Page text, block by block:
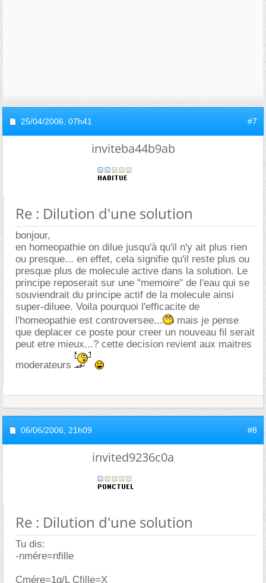
25/04/2006, 07h41 #7
inviteba44b9ab
Re : Dilution d'une solution
bonjour,
en homeopathie on dilue jusqu'à qu'il n'y ait plus rien
ou presque... en effet, cela signifie qu'il reste plus ou
presque plus de molecule active dans la solution. Le
principe reposerait sur une "memoire" de l'eau qui se
souviendrait du principe actif de la molecule ainsi
super-diluee. Voila pourquoi l'efficacite de
l'homeopathie est controversee...
mais je pense
que deplacer ce poste pour creer un nouveau fil serait
peut etre mieux...? cette decision revient aux maitres
moderateurs
06/06/2006, 21h09 #8
invited9236c0a
Re : Dilution d'une solution
Tu dis:
-nmére=nfille
Cmére=1g/L Cfille=X